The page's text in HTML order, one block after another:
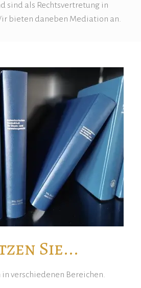
sind als Rechtsvertretung in
bieten daneben Mediation an.
Sie...
verschiedenen Bereichen.